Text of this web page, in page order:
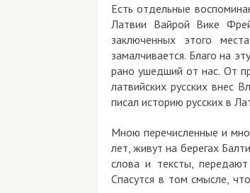
Есть отдельные
Латвии Вайрой Вике
заключенных этого
замалчивается. Благо на
рано ушедший от нас. От
латвийских русских внес
писал историю русских в
Мною перечисленные и
лет, живут на берегах
слова и тексты,
Спасутся в том смысле,